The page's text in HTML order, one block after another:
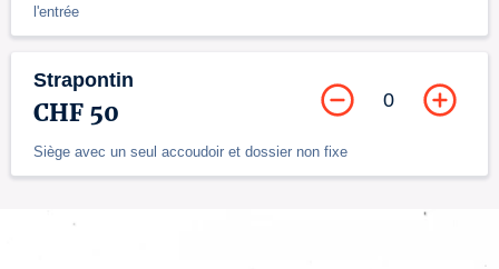
l'entrée
Strapontin
CHF 50
Siège avec un seul accoudoir et dossier non fixe
0